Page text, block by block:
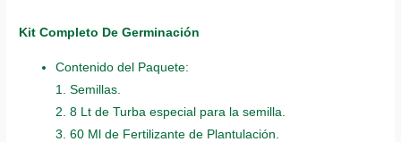
Kit Completo De Germinación
Contenido del Paquete:
1. Semillas.
2. 8 Lt de Turba especial para la semilla.
3. 60 Ml de Fertilizante de Plantulación.